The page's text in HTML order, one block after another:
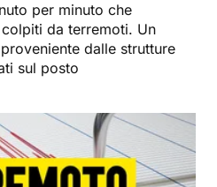
per minuto che
da terremoti. Un
dalle strutture
sul posto